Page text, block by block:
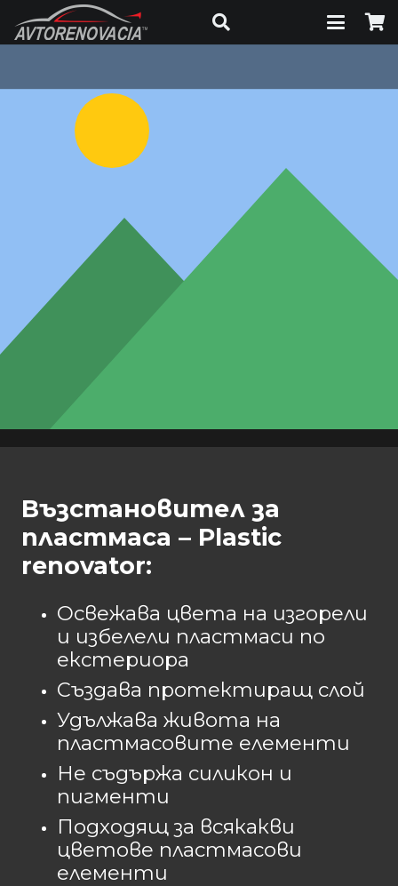
Възстановител за
пластмаса – Plastic
renovator:
Освежава цвета на изгорели
и избелели пластмаси по
екстериора
Създава протектиращ слой
Удължава живота на
пластмасовите елементи
Не съдържа силикон и
пигменти
Подходящ за всякакви
цветове пластмасови
елементи